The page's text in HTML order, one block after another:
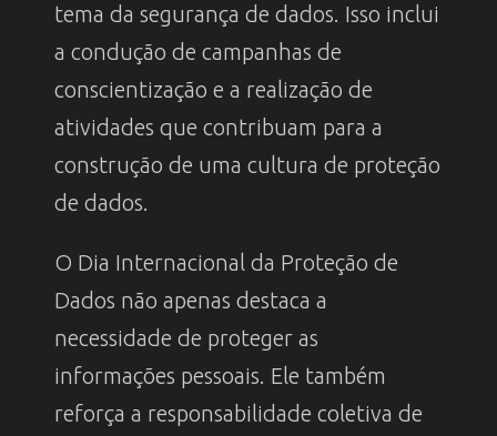
tema da segurança de dados. Isso inclui
a condução de campanhas de
conscientização e a realização de
atividades que contribuam para a
construção de uma cultura de proteção
de dados.
O Dia Internacional da Proteção de
Dados não apenas destaca a
necessidade de proteger as
informações pessoais. Ele também
reforça a responsabilidade coletiva de